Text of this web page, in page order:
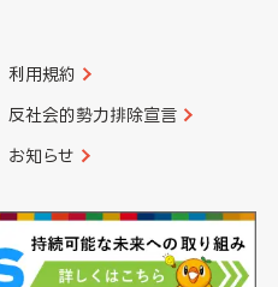
利用規約
反社会的勢力排除宣言
お知らせ